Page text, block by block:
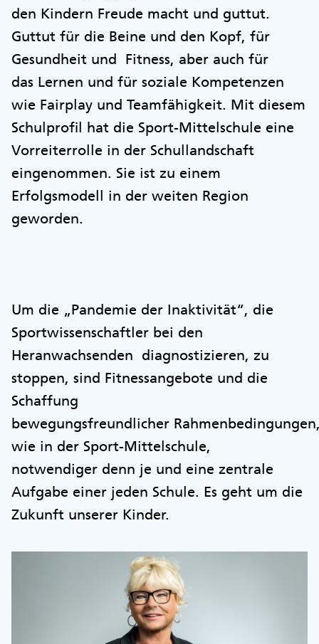
den Kindern Freude macht und guttut.
Guttut für die Beine und den Kopf, für
Gesundheit und Fitness, aber auch für
das Lernen und für soziale Kompetenzen
wie Fairplay und Teamfähigkeit. Mit diesem
Schulprofil hat die Sport-Mittelschule eine
Vorreiterrolle in der Schullandschaft
eingenommen. Sie ist zu einem
Erfolgsmodell in der weiten Region
geworden.
Um die „Pandemie der Inaktivität“, die
Sportwissenschaftler bei den
Heranwachsenden diagnostizieren, zu
stoppen, sind Fitnessangebote und die
Schaffung
bewegungsfreundlicher
wie in der Sport-Mittelschule,
notwendiger denn je und eine zentrale
Aufgabe einer jeden Schule. Es geht um die
Zukunft unserer Kinder.